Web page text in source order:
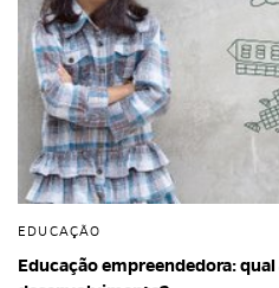
EDUCAÇÃO
Educação empreendedora: